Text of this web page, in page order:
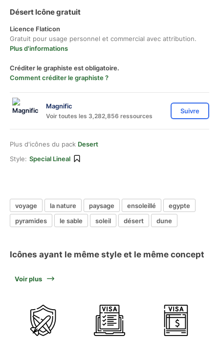
Désert Icône gratuit
Licence Flaticon
Gratuit pour usage personnel et commercial avec attribution.
Plus d'informations
Créditer le graphiste est obligatoire.
Comment créditer le graphiste ?
Magnific
Voir toutes les 3,282,856 ressources
Suivre
Plus d'icônes du pack Desert
Style: Special Lineal
voyage la nature paysage ensoleillé
egypte
pyramides
le sable soleil désert dune
Icônes ayant le même style et le même concept
Voir plus